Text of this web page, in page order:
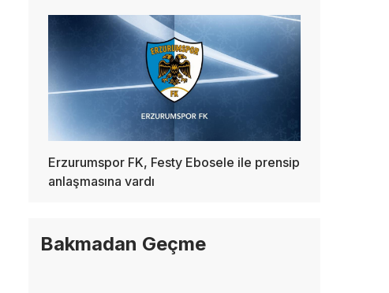
Erzurumspor FK, Festy Ebosele ile prensip
anlaşmasına vardı
Bakmadan Geçme